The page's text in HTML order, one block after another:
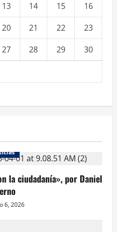
13 14 15
16
20 21 22
23
27 28 29
30
la ciudadanía», por Daniel
6, 2026